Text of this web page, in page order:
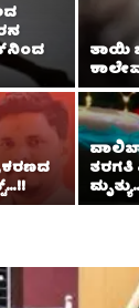
ತಾಯಿ
ತರಗತಿ